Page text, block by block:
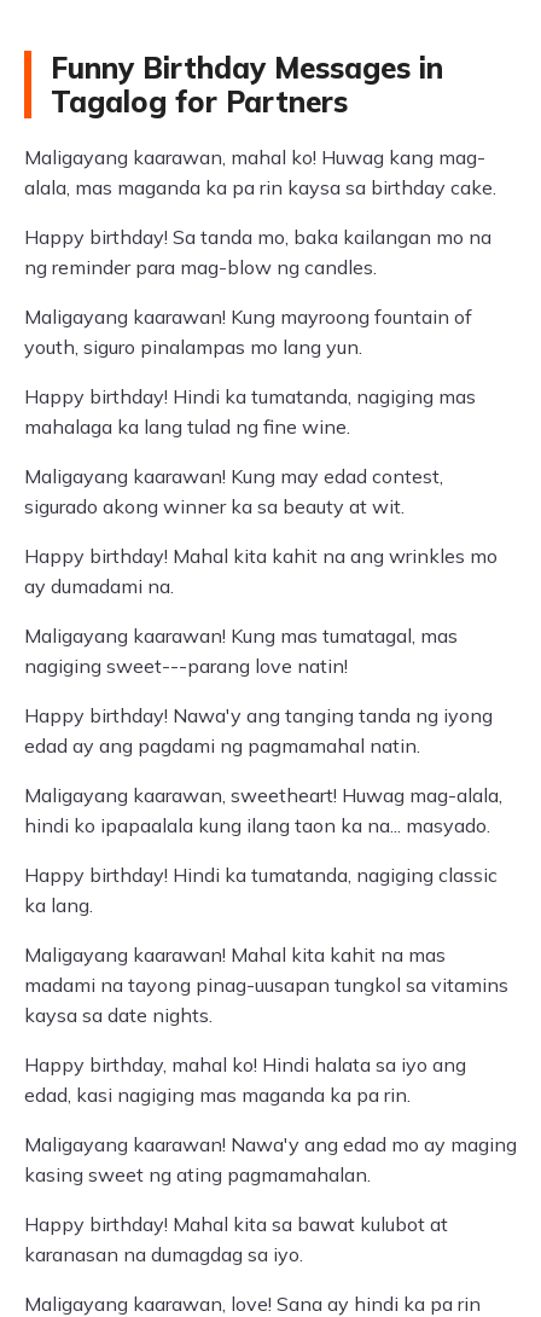
Funny Birthday Messages in
Tagalog for Partners
Maligayang kaarawan, mahal ko! Huwag kang mag-
alala, mas maganda ka pa rin kaysa sa birthday cake.
Happy birthday! Sa tanda mo, baka kailangan mo na
ng reminder para mag-blow ng candles.
Maligayang kaarawan! Kung mayroong fountain of
youth, siguro pinalampas mo lang yun.
Happy birthday! Hindi ka tumatanda, nagiging mas
mahalaga ka lang tulad ng fine wine.
Maligayang kaarawan! Kung may edad contest,
sigurado akong winner ka sa beauty at wit.
Happy birthday! Mahal kita kahit na ang wrinkles mo
ay dumadami na.
Maligayang kaarawan! Kung mas tumatagal, mas
nagiging sweet---parang love natin!
Happy birthday! Nawa'y ang tanging tanda ng iyong
edad ay ang pagdami ng pagmamahal natin.
Maligayang kaarawan, sweetheart! Huwag mag-alala,
hindi ko ipapaalala kung ilang taon ka na... masyado.
Happy birthday! Hindi ka tumatanda, nagiging classic
ka lang.
Maligayang kaarawan! Mahal kita kahit na mas
madami na tayong pinag-uusapan tungkol sa vitamins
kaysa sa date nights.
Happy birthday, mahal ko! Hindi halata sa iyo ang
edad, kasi nagiging mas maganda ka pa rin.
Maligayang kaarawan! Nawa'y ang edad mo ay maging
kasing sweet ng ating pagmamahalan.
Happy birthday! Mahal kita sa bawat kulubot at
karanasan na dumagdag sa iyo.
Maligayang kaarawan, love! Sana ay hindi ka pa rin